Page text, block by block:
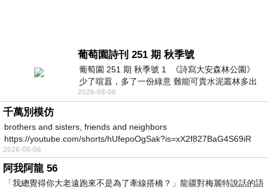
葡萄園詩刊 251 期 秋季號
葡萄園 251 期 秋季號 1 《詩寫大安森林公園》
少了喧囂，多了一份綠意 難能可貴水泥叢林多出
一
2026-08-06
千萬別模仿
brothers and sisters, friends and neighbors
https://youtube.com/shorts/hUfepoOgSak?is=xX2f827BaG4S69iR
https
2026-08-06
阿我阿龍 56
「我總覺得你大老遠跑來不是為了牽線搭橋？」龍疆對梅麗特說話的語